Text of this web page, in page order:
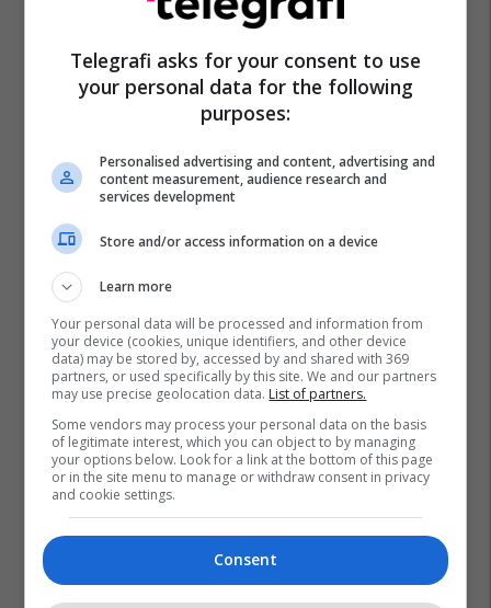
Telegrafi asks for your consent to use
your personal data for the following
purposes:
Personalised advertising and content, advertising and
content measurement, audience research and
services development
Store and/or access information on a device
Learn more
Your personal data will be processed and information from
your device (cookies, unique identifiers, and other device
data) may be stored by, accessed by and shared with 369
partners, or used specifically by this site. We and our partners
may use precise geolocation data. List of partners.
Some vendors may process your personal data on the basis
of legitimate interest, which you can object to by managing
your options below. Look for a link at the bottom of this page
or in the site menu to manage or withdraw consent in privacy
and cookie settings.
Consent